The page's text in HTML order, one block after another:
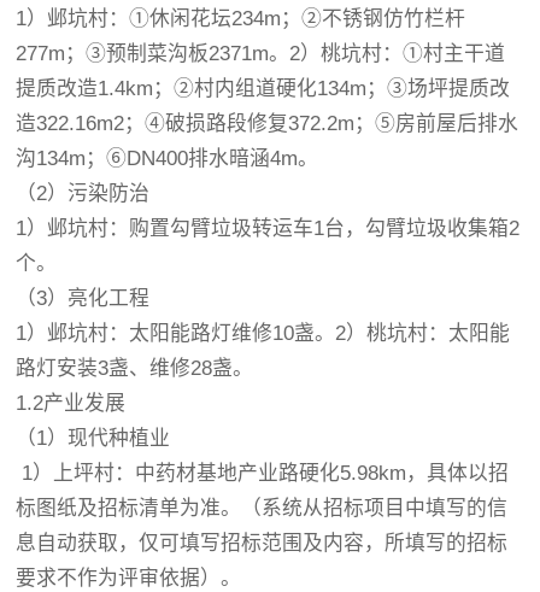
1）邺坑村：①休闲花坛234m；②不锈钢仿竹栏杆
277m；③预制菜沟板2371m。2）桃坑村：①村主干道
提质改造1.4km；②村内组道硬化134m；③场坪提质改
造322.16m2；④破损路段修复372.2m；⑤房前屋后排水
沟134m；⑥DN400排水暗涵4m。
（2）污染防治
1）邺坑村：购置勾臂垃圾转运车1台，勾臂垃圾收集箱2
个。
（3）亮化工程
1）邺坑村：太阳能路灯维修10盏。2）桃坑村：太阳能
路灯安装3盏、维修28盏。
1.2产业发展
（1）现代种植业
1）上坪村：中药材基地产业路硬化5.98km，具体以招
标图纸及招标清单为准。（系统从招标项目中填写的信
息自动获取，仅可填写招标范围及内容，所填写的招标
要求不作为评审依据）。